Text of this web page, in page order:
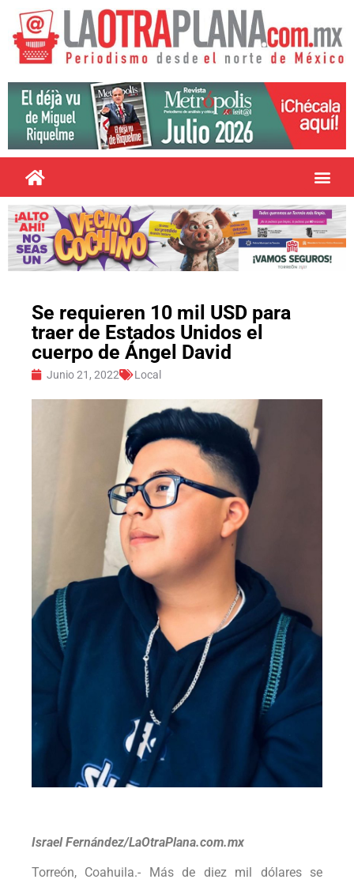
Se requieren 10 mil USD para
traer de Estados Unidos el
cuerpo de Ángel David
Junio 21, 2022 Local
Israel Fernández/LaOtraPlana.com.mx
Torreón, Coahuila.- Más de diez mil dólares se